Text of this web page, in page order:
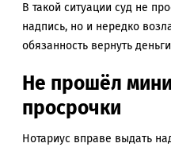
В такой ситуации суд не
надпись, но и нередко
обязанность вернуть
Не прошёл
просрочки
Нотариус вправе выдать